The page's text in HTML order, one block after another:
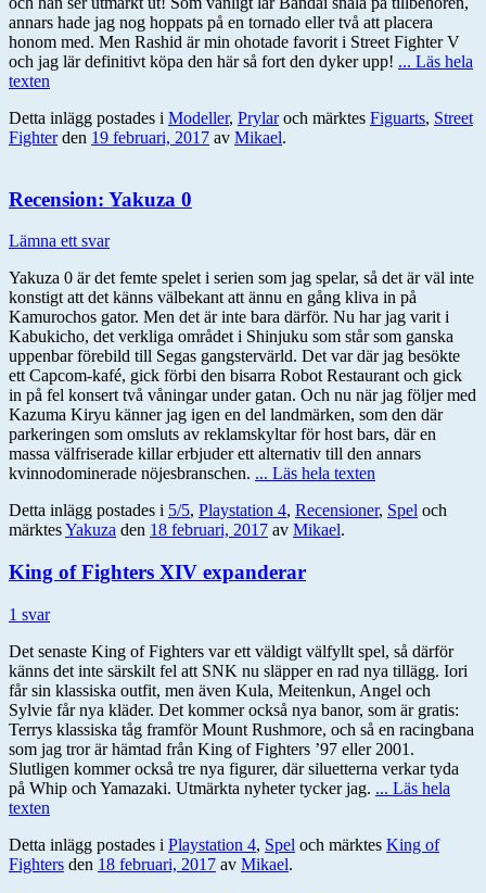
annars hade jag nog hoppats på en tornado eller två att placera
honom med. Men Rashid är min ohotade favorit i Street Fighter V
och jag lär definitivt köpa den här så fort den dyker upp! ... Läs hela
texten
Detta inlägg postades i Modeller, Prylaroch märktes Figuarts, Street
Fighterden 19 februari, 2017 av Mikael.
Recension: Yakuza 0
Lämna ett svar
Yakuza 0 är det femte spelet i serien som jag spelar, så det är väl inte
konstigt att det känns välbekant att ännu en gång kliva in på
Kamurochos gator. Men det är inte bara därför. Nu har jag varit i
Kabukicho, det verkliga området i Shinjuku som står som ganska
uppenbar förebild till Segas gangstervärld. Det var där jag besökte
ett Capcom-kafé, gick förbi den bisarra Robot Restaurant och gick
in på fel konsert två våningar under gatan. Och nu när jag följer med
Kazuma Kiryu känner jag igen en del landmärken, som den där
parkeringen som omsluts av reklamskyltar för host bars, där en
massa välfriserade killar erbjuder ett alternativ till den annars
kvinnodominerade nöjesbranschen. ... Läs hela texten
Detta inlägg postades i 5/5, Playstation 4, Recensioner, Spel och
märktesYakuza den 18 februari, 2017 av Mikael.
King of Fighters XIV expanderar
1 svar
Det senaste King of Fighters var ett väldigt välfyllt spel, så därför
känns det inte särskilt fel att SNK nu släpper en rad nya tillägg. Iori
får sin klassiska outfit, men även Kula, Meitenkun, Angel och
Sylvie får nya kläder. Det kommer också nya banor, som är gratis:
Terrys klassiska tåg framför Mount Rushmore, och så en racingbana
som jag tror är hämtad från King of Fighters ’97 eller 2001.
Slutligen kommer också tre nya figurer, där siluetterna verkar tyda
på Whip och Yamazaki. Utmärkta nyheter tycker jag. ... Läs hela
texten
Detta inlägg postades i Playstation 4, Spel och märktes King of
Fighters den 18 februari, 2017 av Mikael.